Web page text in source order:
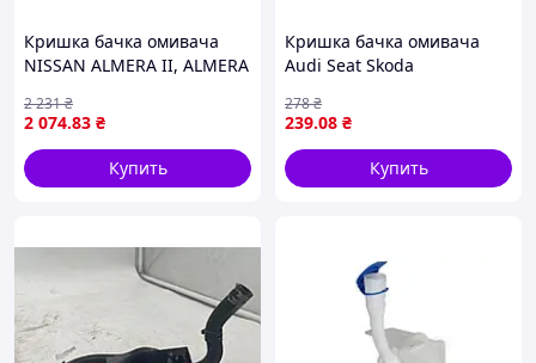
Кришка бачка омивача
NISSAN ALMERA II, ALMERA
08.92-04.14 OE NISSAN
28913-BM410
2 074.83 ₴
2 231₴
Купить
Кришка бачка омивача
Audi Seat Skoda
239.08 ₴
278₴
Купить